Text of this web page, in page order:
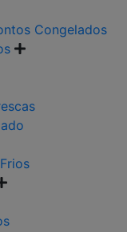
Congelados